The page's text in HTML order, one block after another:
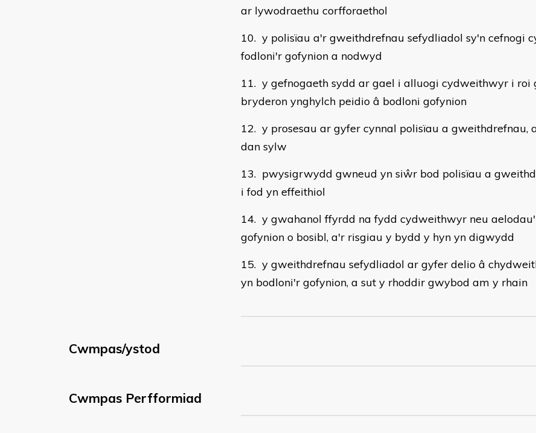
ar lywodraethu corfforaethol
10. y polisïau a'r gweithdrefnau sefydliadol sy'n cefnogi
fodloni'r gofynion a nodwyd
11. y gefnogaeth sydd ar gael i alluogi cydweithwyr i roi
bryderon ynghylch peidio â bodloni gofynion
12. y prosesau ar gyfer cynnal polisïau a gweithdrefnau,
dan sylw
13. pwysigrwydd gwneud yn siŵr bod polisïau a
i fod yn effeithiol
14. y gwahanol ffyrdd na fydd cydweithwyr neu
gofynion o bosibl, a'r risgiau y bydd y hyn yn digwydd
15. y gweithdrefnau sefydliadol ar gyfer delio â
yn bodloni'r gofynion, a sut y rhoddir gwybod am y rhain
Cwmpas/ystod
Cwmpas Perfformiad